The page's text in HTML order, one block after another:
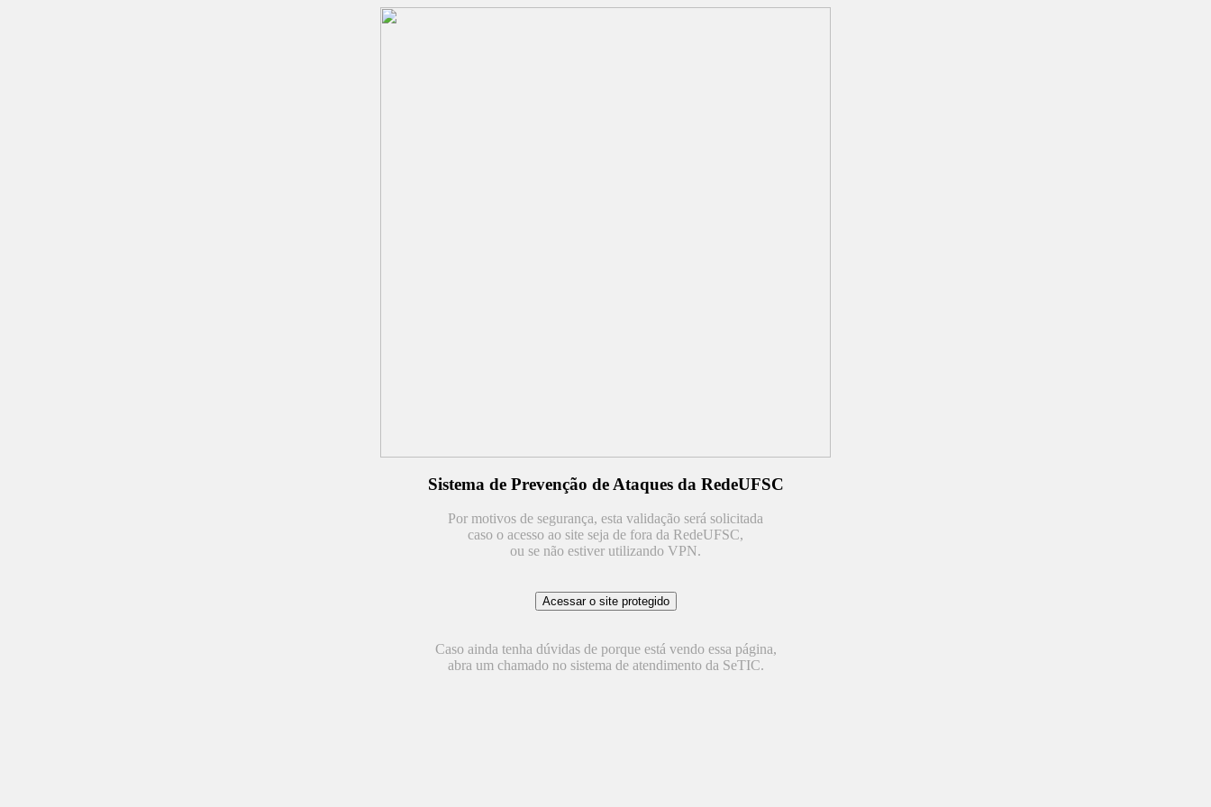
Sistema de Prevenção de Ataques da RedeUFSC
Por motivos de segurança, esta validação será solicitada
caso o acesso ao site seja de fora da RedeUFSC,
ou se não estiver utilizando VPN.
Caso ainda tenha dúvidas de porque está vendo essa página,
abra um chamado no sistema de atendimento da SeTIC.